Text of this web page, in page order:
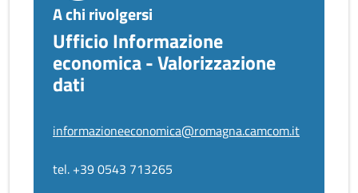
A chi rivolgersi
Ufficio Informazione
economica - Valorizzazione
dati
informazioneeconomica@romagna.camcom.it
tel. +39 0543 713265